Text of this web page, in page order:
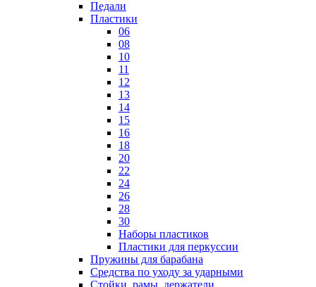
Педали
Пластики
06
08
10
11
12
13
14
15
16
18
20
22
24
26
28
30
Наборы пластиков
Пластики для перкуссии
Пружины для барабана
Средства по уходу за ударными
Стойки, рамы, держатели